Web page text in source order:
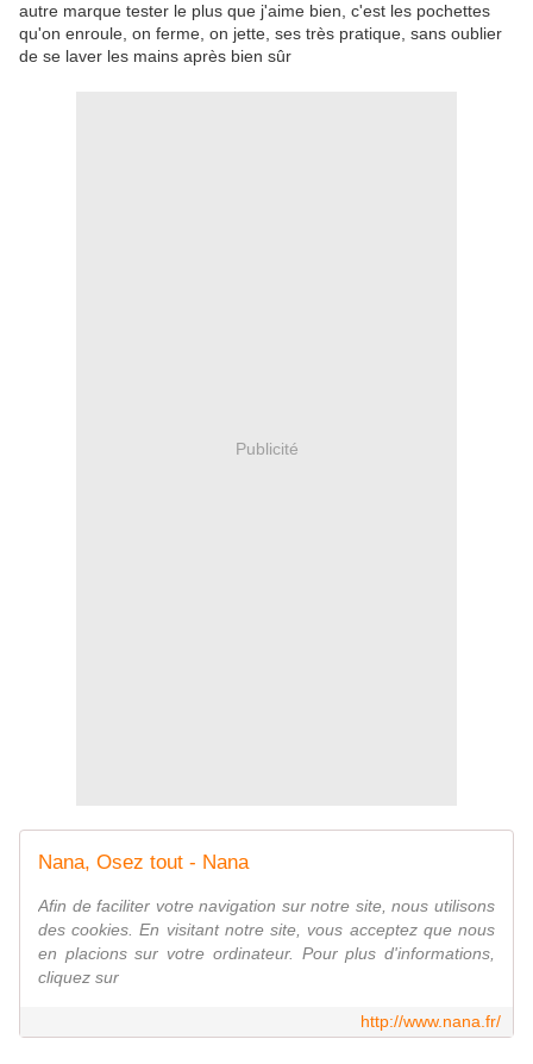
autre marque tester le plus que j'aime bien, c'est les pochettes
qu'on enroule, on ferme, on jette, ses très pratique, sans oublier
de se laver les mains après bien sûr
Publicité
Nana, Osez tout - Nana
Afin de faciliter votre navigation sur notre site, nous utilisons
des cookies. En visitant notre site, vous acceptez que nous
en placions sur votre ordinateur. Pour plus d'informations,
cliquez sur
http://www.nana.fr/